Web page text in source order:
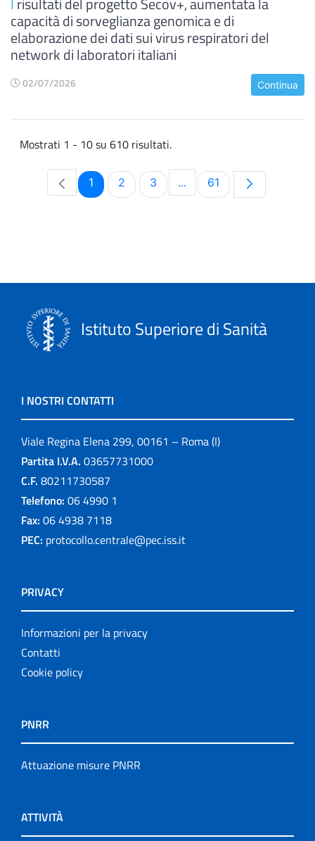
capacità di sorveglianza genomica e di
elaborazione dei dati sui virus respiratori del
network di laboratori italiani
02/07/2026 Continua
Mostrati 1 - 10 su 610 risultati.
Pagina
1 Pagina
2 Pagina
3 ...Pagine intermedie Use
Pagina
61
Istituto Superiore di Sanità
I NOSTRI CONTATTI
Viale Regina Elena 299, 00161 – Roma (I)
Partita I.V.A. 03657731000
C.F. 80211730587
Telefono: 06 4990 1
Fax: 06 4938 7118
PEC: protocollo.centrale@pec.iss.it
PRIVACY
Informazioni per la privacy
Contatti
Cookie policy
PNRR
Attuazione misure PNRR
ATTIVITÀ